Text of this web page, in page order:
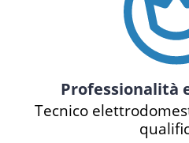
Professionalità
Tecnico